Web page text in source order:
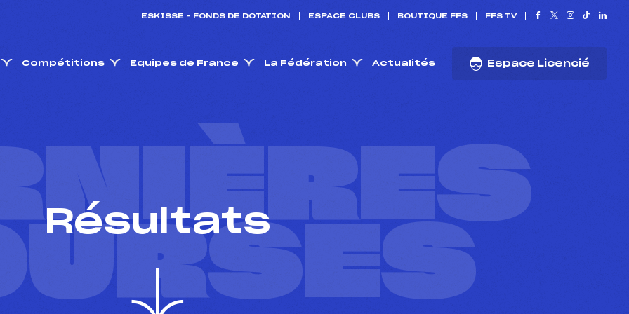
ESKISSE – FONDS DE DOTATION ESPACE CLUBS BOUTIQUE FFS FFS TV
Compétitions Equipes de France La Fédération Actualités Espace Licencié
Résultats